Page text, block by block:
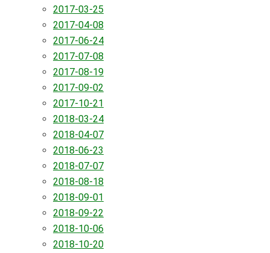
2017-03-25
2017-04-08
2017-06-24
2017-07-08
2017-08-19
2017-09-02
2017-10-21
2018-03-24
2018-04-07
2018-06-23
2018-07-07
2018-08-18
2018-09-01
2018-09-22
2018-10-06
2018-10-20